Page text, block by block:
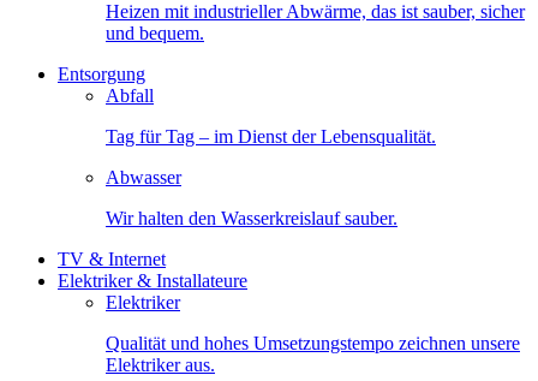
Heizen mit industrieller Abwärme, das ist sauber, sicher
und bequem.
Entsorgung
Abfall
Tag für Tag – im Dienst der Lebensqualität.
Abwasser
Wir halten den Wasserkreislauf sauber.
TV & Internet
Elektriker & Installateure
Elektriker
Qualität und hohes Umsetzungstempo zeichnen unsere
Elektriker aus.